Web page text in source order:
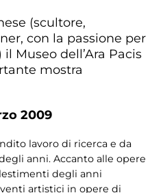
(scultore,
con la passione per
Museo dell’Ara Pacis
mostra
2009
lavoro di ricerca e da
anni. Accanto alle opere
degli anni
artistici in opere di